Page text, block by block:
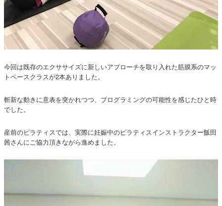
今回は既存のエクササイズに新しいアプローチを取り入れた筋膜系のマッ
トベースクラスが2本ありました。
斬新な動きに意表を突かれつつ、プログラミングの可能性を感じたひと時
でした。
産前のピラティスでは、実際に妊娠中のピラティスインストラクター飯田
茜さんにご協力頂きながら進めました。